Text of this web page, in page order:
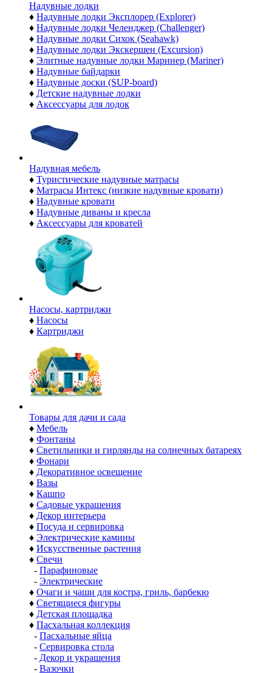
Надувные лодки
♦ Надувные лодки Эксплорер (Explorer)
♦ Надувные лодки Челенджер (Challenger)
♦ Надувные лодки Сихок (Seahawk)
♦ Надувные лодки Экскершен (Excursion)
♦ Элитные надувные лодки Маринер (Mariner)
♦ Надувные байдарки
♦ Надувные доски (SUP-board)
♦ Детские надувные лодки
♦ Аксессуары для лодок
Надувная мебель
♦ Туристические надувные матрасы
♦ Матрасы Интекс (низкие надувные кровати)
♦ Надувные кровати
♦ Надувные диваны и кресла
♦ Аксессуары для кроватей
Насосы, картриджи
♦ Насосы
♦ Картриджи
Товары для дачи и сада
♦ Мебель
♦ Фонтаны
♦ Светильники и гирлянды на солнечных батареях
♦ Фонари
♦ Декоративное освещение
♦ Вазы
♦ Кашпо
♦ Садовые украшения
♦ Декор интерьера
♦ Посуда и сервировка
♦ Электрические камины
♦ Искусственные растения
♦ Свечи
- Парафиновые
- Электрические
♦ Очаги и чаши для костра, гриль, барбекю
♦ Светящиеся фигуры
♦ Детская площадка
♦ Пасхальная коллекция
- Пасхальные яйца
- Сервировка стола
- Декор и украшения
- Вазочки